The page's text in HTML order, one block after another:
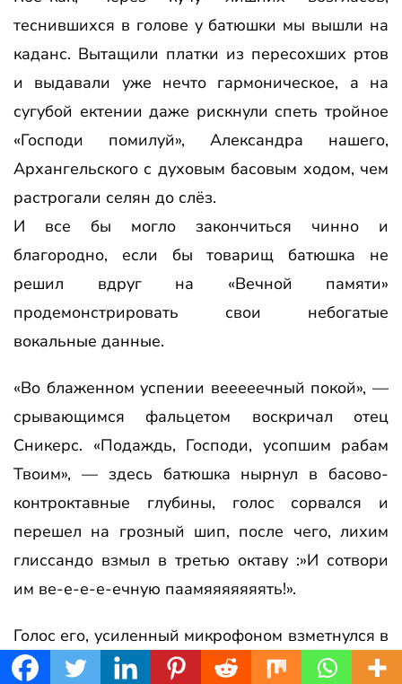
теснившихся в голове у батюшки мы вышли на
каданс. Вытащили платки из пересохших ртов
и выдавали уже нечто гармоническое, а на
сугубой ектении даже рискнули спеть тройное
«Господи помилуй», Александра нашего,
Архангельского с духовым басовым ходом, чем
растрогали селян до слёз.
И все бы могло закончиться чинно и
благородно, если бы товарищ батюшка не
решил вдруг на «Вечной памяти»
продемонстрировать свои небогатые
вокальные данные.
«Во блаженном успении вееееечный покой», —
срывающимся фальцетом воскричал отец
Сникерс. «Подаждь, Господи, усопшим рабам
Твоим», — здесь батюшка нырнул в басово-
контроктавные глубины, голос сорвался и
перешел на грозный шип, после чего, лихим
глиссандо взмыл в третью октаву :»И сотвори
им ве-е-е-е-ечную паамяяяяяяять!».
Голос его, усиленный микрофоном взметнулся в
горние выси, добив вставших «на эшелон» на